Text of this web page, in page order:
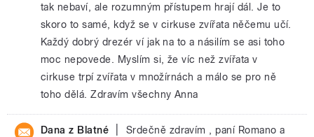
tak nebaví, ale rozumným přístupem hrají dál. Je to
skoro to samé, když se v cirkuse zvířata něčemu učí.
Každý dobrý drezér ví jak na to a násilím se asi toho
moc nepovede. Myslím si, že víc než zvířata v
cirkuse trpí zvířata v množírnách a málo se pro ně
toho dělá. Zdravím všechny Anna
Dana z Blatné
Srdečně zdravím , paní Romano a